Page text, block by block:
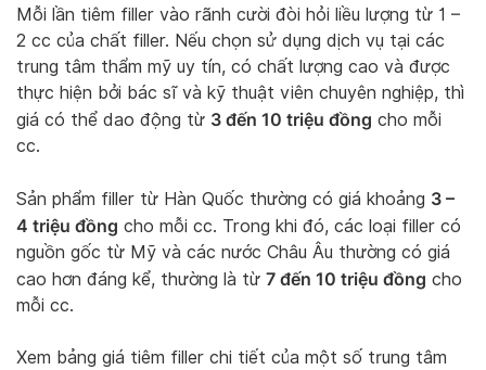
Mỗi lần tiêm filler vào rãnh cười đòi hỏi liều lượng từ 1 –
2 cc của chất filler. Nếu chọn sử dụng dịch vụ tại các
trung tâm thẩm mỹ uy tín, có chất lượng cao và được
thực hiện bởi bác sĩ và kỹ thuật viên chuyên nghiệp, thì
giá có thể dao động từ 3 đến 10 triệu đồng cho mỗi
cc.
Sản phẩm filler từ Hàn Quốc thường có giá khoảng 3 –
4 triệu đồng cho mỗi cc. Trong khi đó, các loại filler có
nguồn gốc từ Mỹ và các nước Châu Âu thường có giá
cao hơn đáng kể, thường là từ 7 đến 10 triệu đồng cho
mỗi cc.
Xem bảng giá tiêm filler chi tiết của một số trung tâm